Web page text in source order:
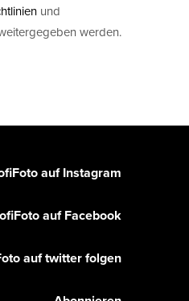
und
werden.
auf Instagram
auf Facebook
auf twitter folgen